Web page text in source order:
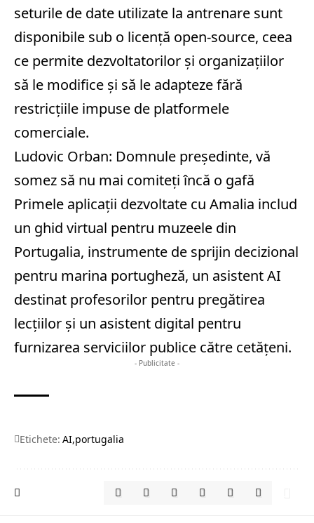
seturile de date utilizate la antrenare sunt
disponibile sub o licenţă open-source, ceea
ce permite dezvoltatorilor şi organizaţiilor
să le modifice şi să le adapteze fără
restricţiile impuse de platformele
comerciale.
Ludovic Orban: Domnule preşedinte, vă
somez să nu mai comiteţi încă o gafă
Primele aplicaţii dezvoltate cu Amalia includ
un ghid virtual pentru muzeele din
Portugalia, instrumente de sprijin decizional
pentru marina portugheză, un asistent AI
destinat profesorilor pentru pregătirea
lecţiilor şi un asistent digital pentru
furnizarea serviciilor publice către cetăţeni.
- Publicitate -
Etichete: AI portugalia